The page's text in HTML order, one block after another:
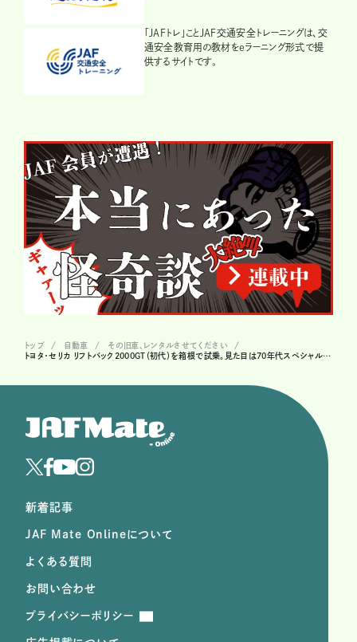
「JAFトレ」ことJAF交通安全トレーニングは、交
通安全教育用の教材をeラーニング形式で提
供するサイトです。
トップ 自動車
その旧車、レンタルさせてください
トヨタ・セリカ リフトバック2000GT（初代）を箱根で試乗。見た目は70年代スペシャルティカー。でも、扱いやすい！ #07
新着記事
JAF Mate Onlineについて
よくある質問
お問い合わせ
プライバシーポリシー